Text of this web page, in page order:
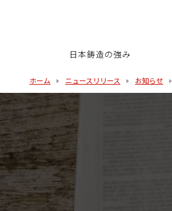
日本鋳造の強み
ホーム ニュースリリース お知らせ